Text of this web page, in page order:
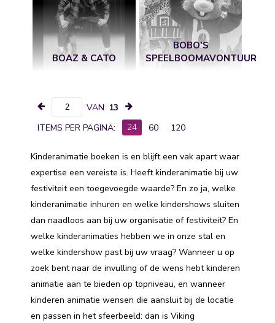
BOAZ & CATO
BOBO'S
SPEELBOOMAVONTUUR
VAN 13
ITEMS PER PAGINA:
24 60 120
Kinderanimatie boeken is en blijft een vak apart waar
expertise een vereiste is. Heeft kinderanimatie bij uw
festiviteit een toegevoegde waarde? En zo ja, welke
kinderanimatie inhuren en welke kindershows sluiten
dan naadloos aan bij uw organisatie of festiviteit? En
welke kinderanimaties hebben we in onze stal en
welke kindershow past bij uw vraag? Wanneer u op
zoek bent naar de invulling of de wens hebt kinderen
animatie aan te bieden op topniveau, en wanneer
kinderen animatie wensen die aansluit bij de locatie
en passen in het sfeerbeeld: dan is Viking